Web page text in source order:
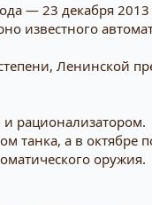
— 23 декабря 2013
известного
Ленинской
рационализатором.
танка, а в
оружия.